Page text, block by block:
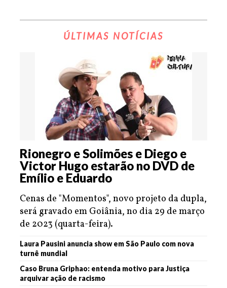
ÚLTIMAS NOTÍCIAS
Rionegro e Solimões e Diego e
Victor Hugo estarão no DVD de
Emílio e Eduardo
Cenas de "Momentos", novo projeto da dupla,
será gravado em Goiânia, no dia 29 de março
de 2023 (quarta-feira).
Laura Pausini anuncia show em São Paulo com nova
turnê mundial
Caso Bruna Griphao: entenda motivo para Justiça
arquivar ação de racismo